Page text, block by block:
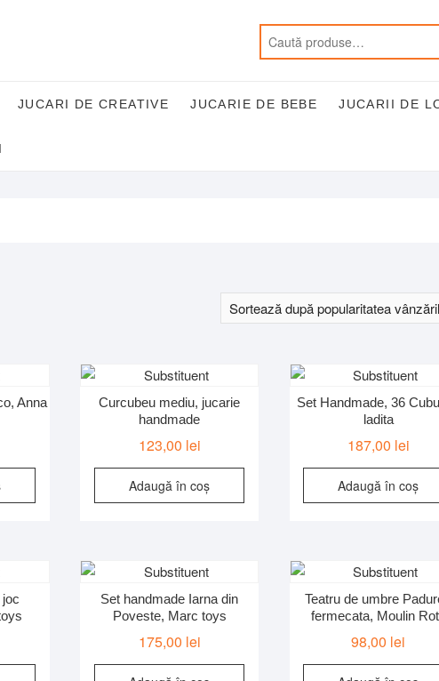
JUCARI DE CREATIVE JUCARIE DE BEBE JUCARII DE
Anna
Curcubeu mediu, jucarie
handmade
123,00 lei
Adaugă în coș
Set Handmade, 36
ladita
187,00 lei
Adaugă în coș
Set handmade Iarna din
Poveste, Marc toys
175,00 lei
Teatru de umbre
fermecata, Moulin
98,00 lei